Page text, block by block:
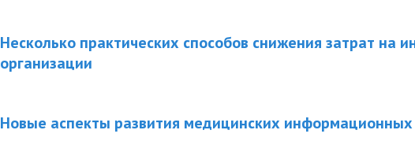
Несколько практических способов снижения затрат на
организации
Новые аспекты развития медицинских информационных